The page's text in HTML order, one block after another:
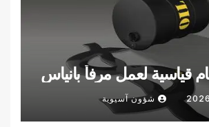
قياسية لعمل مرفأ بانياس
شؤون آسيوية